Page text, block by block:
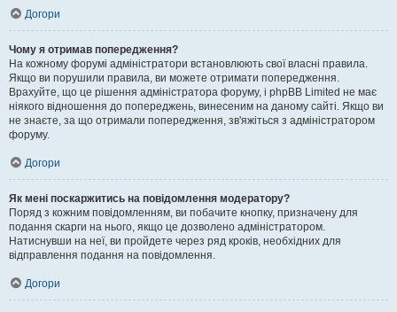
Догори
Чому я отримав попередження?
На кожному форумі адміністратори встановлюють свої власні правила.
Якщо ви порушили правила, ви можете отримати попередження.
Врахуйте, що це рішення адміністратора форуму, і phpBB Limited не має
ніякого відношення до попереджень, винесеним на даному сайті. Якщо ви
не знаєте, за що отримали попередження, зв'яжіться з адміністратором
форуму.
Догори
Як мені поскаржитись на повідомлення модератору?
Поряд з кожним повідомленням, ви побачите кнопку, призначену для
подання скарги на нього, якщо це дозволено адміністратором.
Натиснувши на неї, ви пройдете через ряд кроків, необхідних для
відправлення подання на повідомлення.
Догори